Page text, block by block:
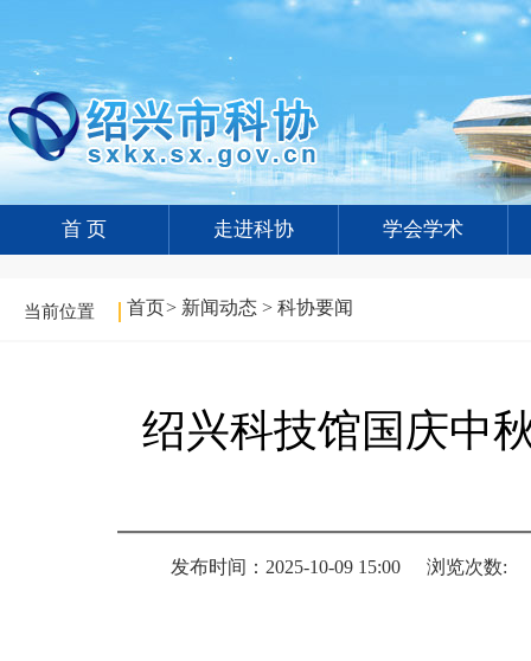
首 页 走进科协 学会学术
当前位置 首页> 新闻动态 > 科协要闻
绍兴科技馆国庆中
发布时间：2025-10-09 15:00 浏览次数: